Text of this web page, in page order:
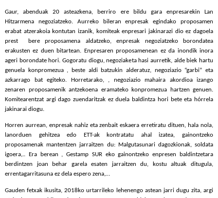
Gaur, abenduak 20 asteazkena, berriro ere bildu gara enpresarekin Lan
Hitzarmena negoziatzeko. Aurreko bileran enpresak egindako proposamen
erabat atzerakoia kontutan izanik, komiteak enpresari jakinarazi dio ez dagoela
prest
bere proposamena aldatzeko, enpresak negoziatzeko borondatea
erakusten ez duen bitartean. Enpresaren proposamenean ez da inondik inora
ageri borondate hori. Gogoratu diogu, negoziaketa hasi aurretik, alde biek hartu
genuela konpromezua , beste aldi batzukin alderatuz, negoziazio “garbi” eta
azkarrago bat egiteko. Horretarako, , negoziazio mahaira akordioa izango
zenaren proposamenik antzekoena eramateko konpromezua hartzen genuen.
Komitearentzat argi dago zuendaritzak ez duela baldintza hori bete eta hórrela
jakinarai diogu.
Horren aurrean, enpresak nahiz eta zenbait eskaera erretiratu dituen, hala nola,
lanorduen gehitzea edo ETT-ak kontratatu ahal izatea, gainontzeko
proposamenak mantentzen jarraitzen du: Malgutasunari dagozkionak, soldata
igoera,.. Era berean , Gestamp SUR eko gainontzeko enpresen baldintzetara
berdintzen joan behar garela esaten jarraitzen du, kostu altuak ditugula,
errentagarritasuna ez dela espero zena,…
Gauden fetxak ikusita, 2018ko urtarrileko lehenengo astean jarri dugu zita, argi